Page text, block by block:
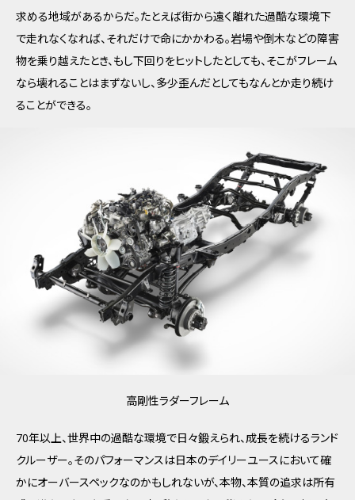
求める地域があるからだ。たとえば街から遠く離れた過酷な環境下
で走れなくなれば、それだけで命にかかわる。岩場や倒木などの障害
物を乗り越えたとき、もし下回りをヒットしたとしても、そこがフレーム
なら壊れることはまずないし、多少歪んだとしてもなんとか走り続け
ることができる。
高剛性ラダーフレーム
70年以上、世界中の過酷な環境で日々鍛えられ、成長を続けるランド
クルーザー。そのパフォーマンスは日本のデイリーユースにおいて確
かにオーバースペックなのかもしれないが、本物、本質の追求は所有